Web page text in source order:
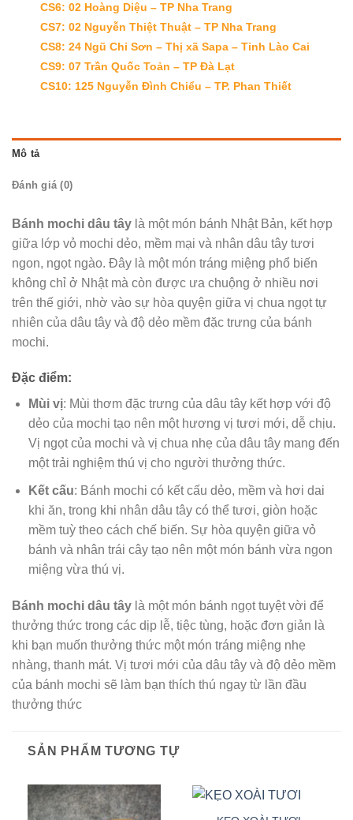
CS6: 02 Hoàng Diệu – TP Nha Trang
CS7: 02 Nguyễn Thiệt Thuật – TP Nha Trang
CS8: 24 Ngũ Chỉ Sơn – Thị xã Sapa – Tỉnh Lào Cai
CS9: 07 Trần Quốc Toản – TP Đà Lạt
CS10: 125 Nguyễn Đình Chiểu – TP. Phan Thiết
Mô tả
Đánh giá (0)
Bánh mochi dâu tây là một món bánh Nhật Bản, kết hợp
giữa lớp vỏ mochi dẻo, mềm mại và nhân dâu tây tươi
ngon, ngọt ngào. Đây là một món tráng miệng phổ biến
không chỉ ở Nhật mà còn được ưa chuộng ở nhiều nơi
trên thế giới, nhờ vào sự hòa quyện giữa vị chua ngọt tự
nhiên của dâu tây và độ dẻo mềm đặc trưng của bánh
mochi.
Đặc điểm:
Mùi vị: Mùi thơm đặc trưng của dâu tây kết hợp với độ
dẻo của mochi tạo nên một hương vị tươi mới, dễ chịu.
Vị ngọt của mochi và vị chua nhẹ của dâu tây mang đến
một trải nghiệm thú vị cho người thưởng thức.
Kết cấu: Bánh mochi có kết cấu dẻo, mềm và hơi dai
khi ăn, trong khi nhân dâu tây có thể tươi, giòn hoặc
mềm tuỳ theo cách chế biến. Sự hòa quyện giữa vỏ
bánh và nhân trái cây tạo nên một món bánh vừa ngon
miệng vừa thú vị.
Bánh mochi dâu tây là một món bánh ngọt tuyệt vời để
thưởng thức trong các dịp lễ, tiệc tùng, hoặc đơn giản là
khi bạn muốn thưởng thức một món tráng miệng nhẹ
nhàng, thanh mát. Vị tươi mới của dâu tây và độ dẻo mềm
của bánh mochi sẽ làm bạn thích thú ngay từ lần đầu
thưởng thức
SẢN PHẨM TƯƠNG TỰ